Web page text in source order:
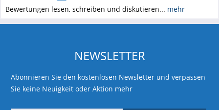
Bewertungen lesen, schreiben und diskutieren... mehr
NEWSLETTER
Abonnieren Sie den kostenlosen Newsletter und verpassen
Sie keine Neuigkeit oder Aktion mehr